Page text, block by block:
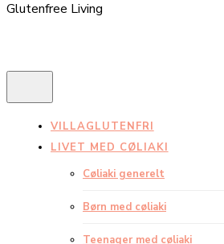
Glutenfree Living
VILLAGLUTENFRI
LIVET MED CØLIAKI
Cøliaki generelt
Børn med cøliaki
Teenager med cøliaki